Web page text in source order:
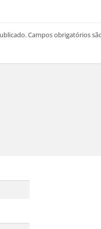
Campos obrigatórios